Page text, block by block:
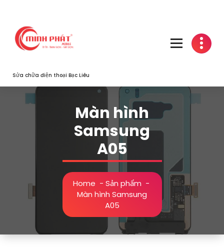
content
Sửa chữa điện thoại Bạc Liêu
Màn hình
Samsung
A05
Home - Sản phẩm -
Màn hình Samsung
A05